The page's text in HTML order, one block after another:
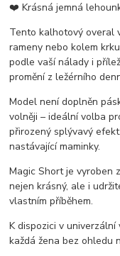
❤️ Krásná jemná
Tento kalhotový overal
rameny nebo kolem
podle vaší nálady i
promění z ležérního
Model není doplněn
volněji – ideální volba
přirozený splývavý
nastávající maminky.
Magic Short je vyroben
nejen krásný, ale i
vlastním příběhem.
K dispozici v
každá žena bez ohledu